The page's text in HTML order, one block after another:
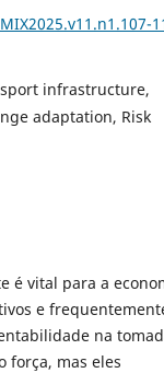
infrastructure,
adaptation, Risk
é vital para a
e
na
força, mas eles